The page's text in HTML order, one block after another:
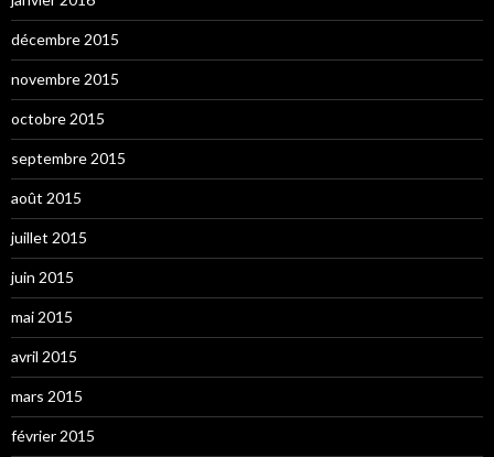
décembre 2015
novembre 2015
octobre 2015
septembre 2015
août 2015
juillet 2015
juin 2015
mai 2015
avril 2015
mars 2015
février 2015